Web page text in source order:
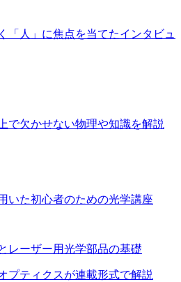
「人」に焦点を当てたインタビュ
で欠かせない物理や知識を解説
いた初心者のための光学講座
レーザー用光学部品の基礎
プティクスが連載形式で解説